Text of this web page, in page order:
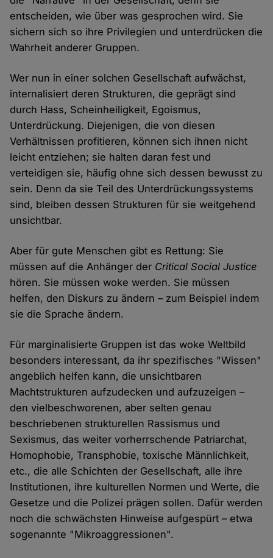
entscheiden, wie über was gesprochen wird. Sie
sichern sich so ihre Privilegien und unterdrücken die
Wahrheit anderer Gruppen.
Wer nun in einer solchen Gesellschaft aufwächst,
internalisiert deren Strukturen, die geprägt sind
durch Hass, Scheinheiligkeit, Egoismus,
Unterdrückung. Diejenigen, die von diesen
Verhältnissen profitieren, können sich ihnen nicht
leicht entziehen; sie halten daran fest und
verteidigen sie, häufig ohne sich dessen bewusst zu
sein. Denn da sie Teil des Unterdrückungssystems
sind, bleiben dessen Strukturen für sie weitgehend
unsichtbar.
Aber für gute Menschen gibt es Rettung: Sie
müssen auf die Anhänger der Critical Social Justice
hören. Sie müssen woke werden. Sie müssen
helfen, den Diskurs zu ändern – zum Beispiel indem
sie die Sprache ändern.
Für marginalisierte Gruppen ist das woke Weltbild
besonders interessant, da ihr spezifisches "Wissen"
angeblich helfen kann, die unsichtbaren
Machtstrukturen aufzudecken und aufzuzeigen –
den vielbeschworenen, aber selten genau
beschriebenen strukturellen Rassismus und
Sexismus, das weiter vorherrschende Patriarchat,
Homophobie, Transphobie, toxische Männlichkeit,
etc., die alle Schichten der Gesellschaft, alle ihre
Institutionen, ihre kulturellen Normen und Werte, die
Gesetze und die Polizei prägen sollen. Dafür werden
noch die schwächsten Hinweise aufgespürt – etwa
sogenannte "Mikroaggressionen".